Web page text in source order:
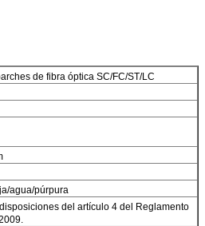
de fibra óptica SC/FC/ST/LC
agua/púrpura
del artículo 4 del Reglamento